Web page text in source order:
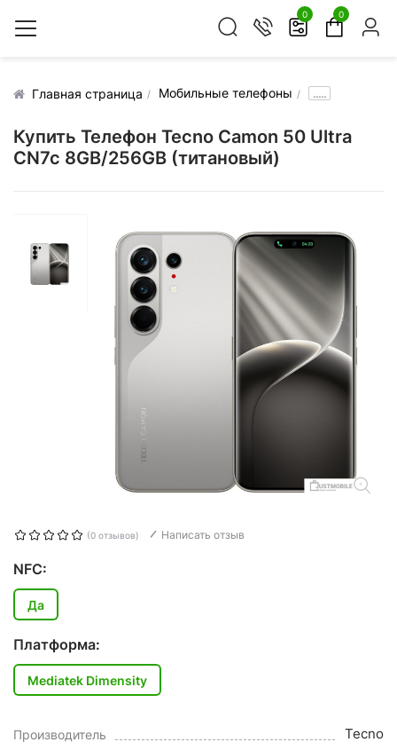
0 0
Главная страница Мобильные телефоны .....
Купить Телефон Tecno Camon 50 Ultra
CN7c 8GB/256GB (титановый)
(0 отзывов) Написать отзыв
NFC:
Да
Платформа:
Mediatek Dimensity
Производитель Tecno